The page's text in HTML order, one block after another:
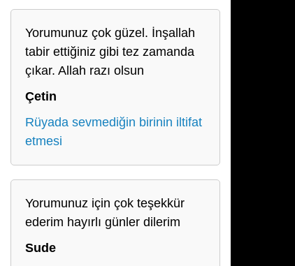
Yorumunuz çok güzel. İnşallah
tabir ettiğiniz gibi tez zamanda
çıkar. Allah razı olsun
Çetin
Rüyada sevmediğin birinin iltifat
etmesi
Yorumunuz için çok teşekkür
ederim hayırlı günler dilerim
Sude